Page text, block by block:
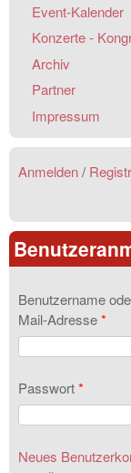
Event-Kalender
Konzerte -
Archiv
Partner
Impressum
Anmelden/
Benutzername
Mail-Adresse*
Passwort*
Neues